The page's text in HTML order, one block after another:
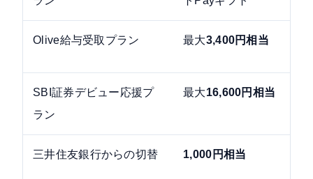
Olive給与受取プラン 最大3,400円相当
SBI証券デビュー応援プ
ラン
最大16,600円相当
三井住友銀行からの切替 1,000円相当